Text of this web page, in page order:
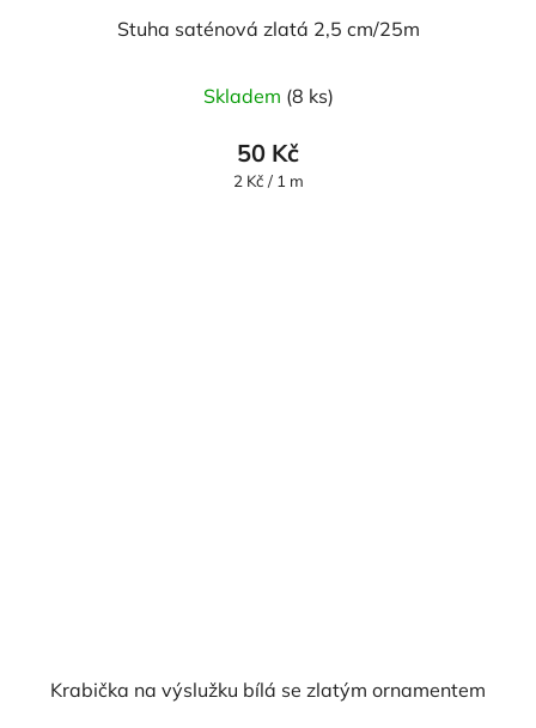
Stuha saténová zlatá 2,5 cm/25m
Skladem (8 ks)
50 Kč
Měrná
2 Kč / 1 m
Krabička na výslužku bílá se zlatým ornamentem